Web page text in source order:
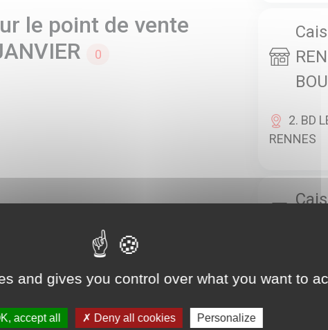
le point de vente
0
2. BD
RENNES
1
and gives you control over what you want to
accept all Deny all cookies Personalize